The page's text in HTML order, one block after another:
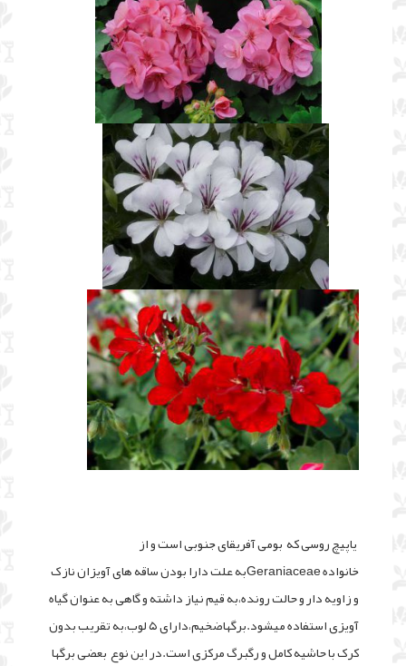
یاپیچ روسی که بومی آفریقای جنوبی است و از
خانواده Geraniaceaeبه علت دارا بودن ساقه های آویزان نازک
و زاویه دار و حالت رونده،به قیم نیاز داشته و گاهی به عنوان گیاه
آویزی استفاده میشود.برگهاضخیم،دارای ۵ لوب،به تقریب بدون
کرک با حاشیه کامل و رگبرگ مرکزی است.در این نوع بعضی برگها